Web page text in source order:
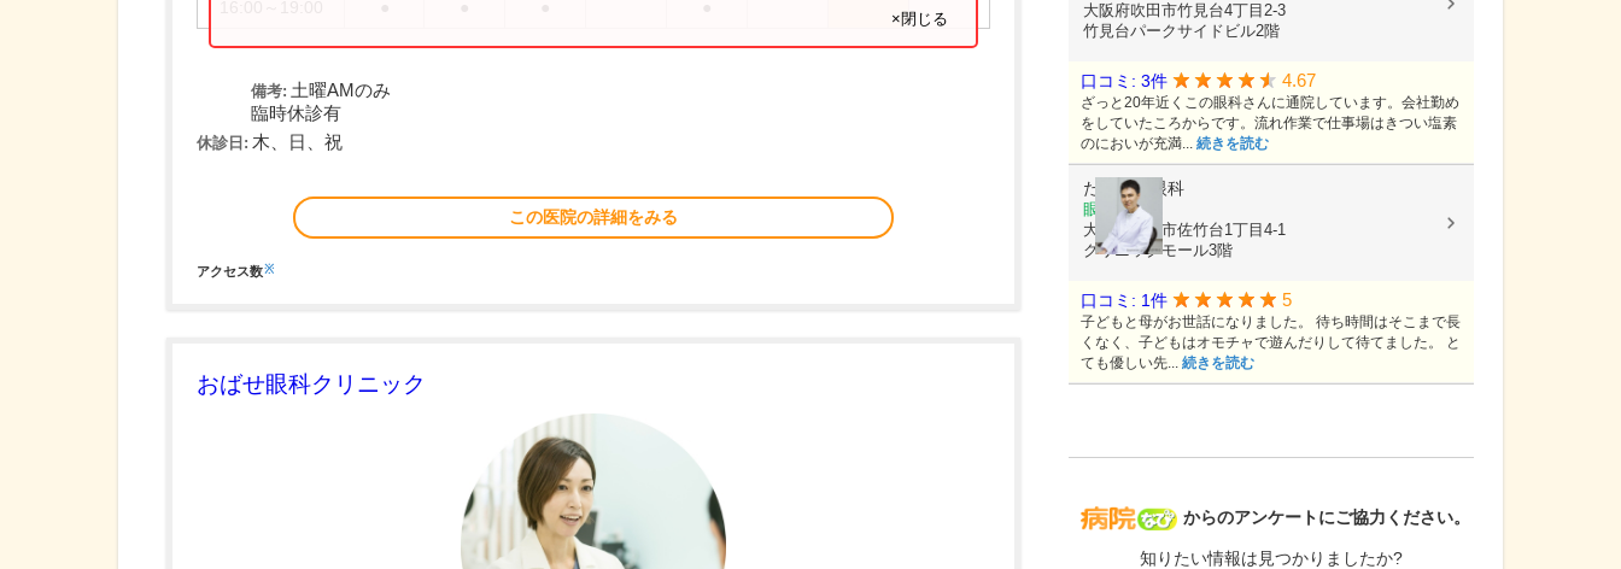
×閉じる
備考: 土曜AMのみ
臨時休診有
休診日: 木、日、祝
この医院の詳細をみる
アクセス数※
おばせ眼科クリニック
病院なび
からのアンケートにご協力ください。
知りたい情報は見つかりましたか?
大阪府吹田市竹見台4丁目2-3
竹見台パークサイドビル2階
口コミ: 3件 4.67
ざっと20年近くこの眼科さんに通院しています。会社勤め
をしていたころからです。流れ作業で仕事場はきつい塩素
のにおいが充満... 続きを読む
たかやま眼科
眼科
大阪府吹田市佐竹台1丁目4-1
クリニックモール3階
口コミ: 1件 5
子どもと母がお世話になりました。 待ち時間はそこまで長
くなく、子どもはオモチャで遊んだりして待てました。 と
ても優しい先... 続きを読む